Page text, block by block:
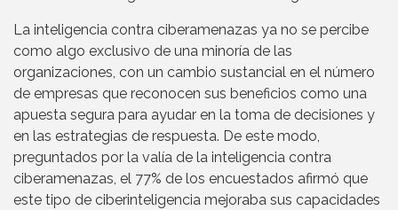
La inteligencia contra ciberamenazas ya no se percibe
como algo exclusivo de una minoría de las
organizaciones, con un cambio sustancial en el número
de empresas que reconocen sus beneficios como una
apuesta segura para ayudar en la toma de decisiones y
en las estrategias de respuesta. De este modo,
preguntados por la valía de la inteligencia contra
ciberamenazas, el 77% de los encuestados afirmó que
este tipo de ciberinteligencia mejoraba sus capacidades